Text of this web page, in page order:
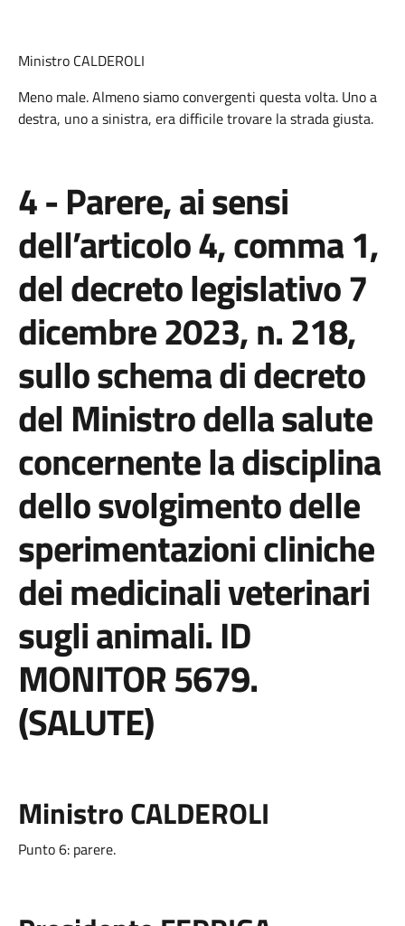
Ministro CALDEROLI
Meno male. Almeno siamo convergenti questa volta. Uno a
destra, uno a sinistra, era difficile trovare la strada giusta.
4 - Parere, ai sensi
dell’articolo 4, comma 1,
del decreto legislativo 7
dicembre 2023, n. 218,
sullo schema di decreto
del Ministro della salute
concernente la disciplina
dello svolgimento delle
sperimentazioni cliniche
dei medicinali veterinari
sugli animali. ID
MONITOR 5679.
(SALUTE)
Ministro CALDEROLI
Punto 6: parere.